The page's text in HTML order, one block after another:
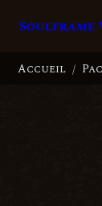
Soulframe
Accueil /